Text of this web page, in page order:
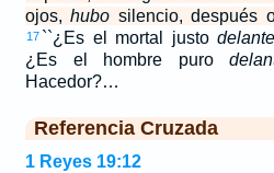
ojos,hubo silencio, después
17 ``¿Es el mortal justodelante
¿Es el hombre puro
Hacedor?…
Referencia Cruzada
1 Reyes 19:12